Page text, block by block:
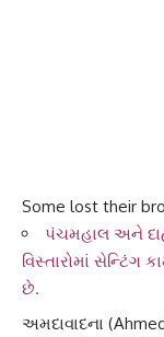
Some lost their
પંચમહાલ અને
વિસ્તારોમાં સેન્ટિંગ
છે.
અમદાવાદના